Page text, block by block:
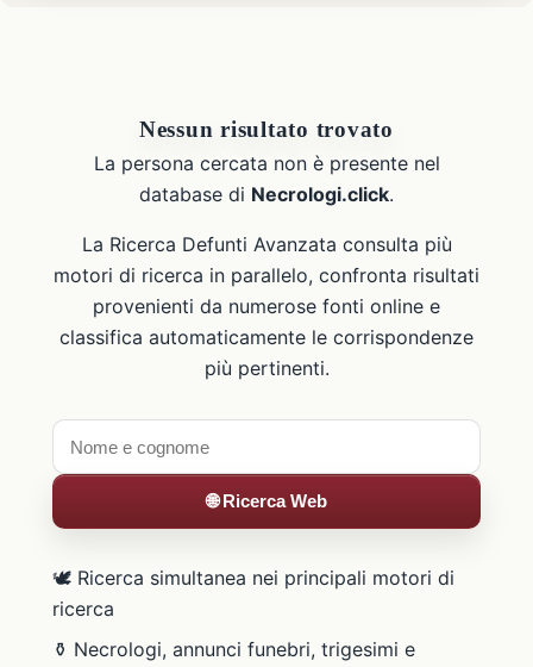
Nessun risultato trovato
La persona cercata non è presente nel
database di Necrologi.click.
La Ricerca Defunti Avanzata consulta più
motori di ricerca in parallelo, confronta risultati
provenienti da numerose fonti online e
classifica automaticamente le corrispondenze
più pertinenti.
🌐 Ricerca Web
🕊️ Ricerca simultanea nei principali motori di
ricerca
⚱️ Necrologi, annunci funebri, trigesimi e